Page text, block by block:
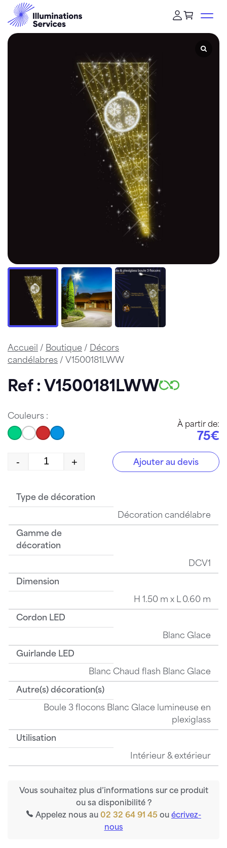
Accueil / Boutique / Décors
candélabres / V1500181LWW
Ref : V1500181LWW
Couleurs :
À partir de:
75€
quantité de V1500181LWW
- + Ajouter au devis
Type de décoration
Décoration candélabre
Gamme de
décoration
DCV1
Dimension
H 1.50 m x L 0.60 m
Cordon LED
Blanc Glace
Guirlande LED
Blanc Chaud flash Blanc Glace
Autre(s) décoration(s)
Boule 3 flocons Blanc Glace lumineuse en
plexiglass
Utilisation
Intérieur & extérieur
Vous souhaitez plus d’informations sur ce produit
ou sa disponibilité ?
Appelez nous au 02 32 64 91 45 ou écrivez-
nous